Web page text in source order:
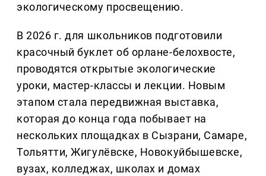
экологическому просвещению.
В 2026 г. для школьников подготовили
красочный буклет об орлане-белохвосте,
проводятся открытые экологические
уроки, мастер-классы и лекции. Новым
этапом стала передвижная выставка,
которая до конца года побывает на
нескольких площадках в Сызрани, Самаре,
Тольятти, Жигулёвске, Новокуйбышевске,
вузах, колледжах, школах и домах